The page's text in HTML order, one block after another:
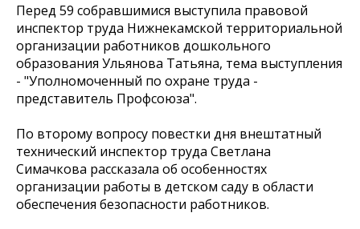
Перед 59 собравшимися выступила правовой
инспектор труда Нижнекамской территориальной
организации работников дошкольного
образования Ульянова Татьяна, тема выступления
- "Уполномоченный по охране труда -
представитель Профсоюза".
По второму вопросу повестки дня внештатный
технический инспектор труда Светлана
Симачкова рассказала об особенностях
организации работы в детском саду в области
обеспечения безопасности работников.